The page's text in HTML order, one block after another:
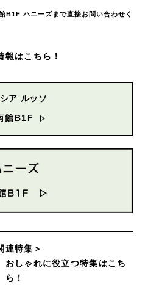
B1F ハニーズまで直接お問い合わせく
報はこちら！
ア ルッソ
館B1F
連特集＞
おしゃれに役立つ特集はこち
ら！